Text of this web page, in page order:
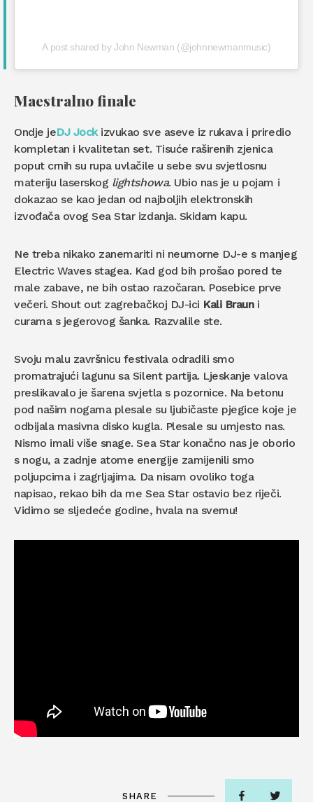
A post shared by John Newman (@johnnewmanmusic)
Maestralno finale
Ondje jeDJ Jockizvukao sve aseve iz rukava i priredio
kompletan i kvalitetan set. Tisuće raširenih zjenica
poput crnih su rupa uvlačile u sebe svu svjetlosnu
materiju laserskog lightshowa. Ubio nas je u pojam i
dokazao se kao jedan od najboljih elektronskih
izvođača ovog Sea Star izdanja. Skidam kapu.
Ne treba nikako zanemariti ni neumorne DJ-e s manjeg
Electric Waves stagea. Kad god bih prošao pored te
male zabave, ne bih ostao razočaran. Posebice prve
večeri. Shout out zagrebačkoj DJ-ici Kali Brauni
curama s jegerovog šanka. Razvalile ste.
Svoju malu završnicu festivala odradili smo
promatrajući lagunu sa Silent partija. Ljeskanje valova
preslikavalo je šarena svjetla s pozornice. Na betonu
pod našim nogama plesale su ljubičaste pjegice koje je
odbijala masivna disko kugla. Plesale su umjesto nas.
Nismo imali više snage. Sea Star konačno nas je oborio
s nogu, a zadnje atome energije zamijenili smo
poljupcima i zagrljajima. Da nisam ovoliko toga
napisao, rekao bih da me Sea Star ostavio bez riječi.
Vidimo se sljedeće godine, hvala na svemu!
SHARE